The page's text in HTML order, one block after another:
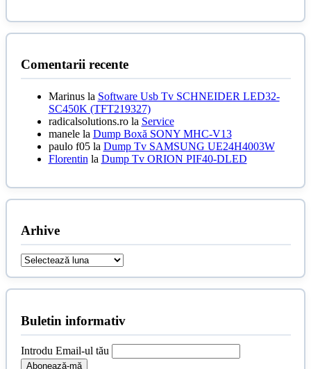
Comentarii recente
Marinusla Software Usb Tv SCHNEIDER LED32-
SC450K (TFT219327)
radicalsolutions.rola Service
manelela Dump Boxă SONY MHC-V13
paulo f05la Dump Tv SAMSUNG UE24H4003W
Florentin la Dump Tv ORION PIF40-DLED
Arhive
Arhive
Buletin informativ
Introdu Email-ul tău